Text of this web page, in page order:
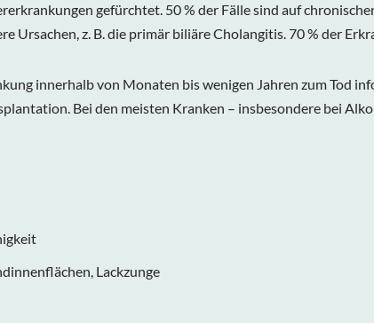
gefürchtet. 50 % der Fälle sind auf
z. B. die primär biliäre Cholangitis. 70 % der
innerhalb von Monaten bis wenigen Jahren zum Tod
Bei den meisten Kranken – insbesondere bei
Lackzunge